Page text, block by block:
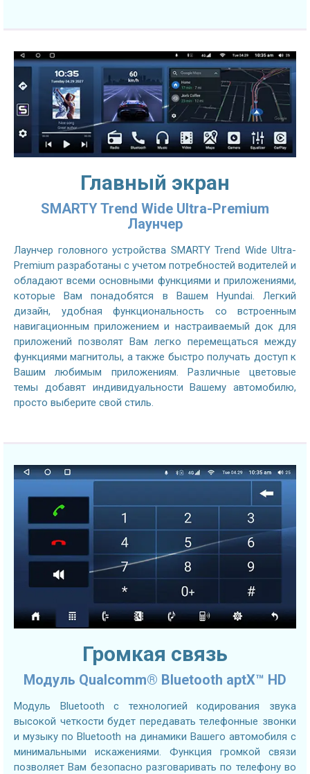
Главный экран
SMARTY Trend Wide Ultra-Premium
Лаунчер
Лаунчер головного устройства SMARTY Trend Wide Ultra-
Premium разработаны с учетом потребностей водителей и
обладают всеми основными функциями и приложениями,
которые Вам понадобятся в Вашем Hyundai. Легкий
дизайн, удобная функциональность со встроенным
навигационным приложением и настраиваемый док для
приложений позволят Вам легко перемещаться между
функциями магнитолы, а также быстро получать доступ к
Вашим любимым приложениям. Различные цветовые
темы добавят индивидуальности Вашему автомобилю,
просто выберите свой стиль.
Громкая связь
Модуль Qualcomm® Bluetooth aptX™ HD
Модуль Bluetooth с технологией кодирования звука
высокой четкости будет передавать телефонные звонки
и музыку по Bluetooth на динамики Вашего автомобиля с
минимальными искажениями. Функция громкой связи
позволяет Вам безопасно разговаривать по телефону во